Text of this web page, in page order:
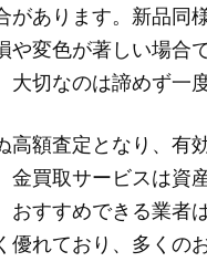
があります。新品同
や変色が著しい場合
大切なのは諦めず一
高額査定となり、有
金買取サービスは資
おすすめできる業者
優れており、多くの